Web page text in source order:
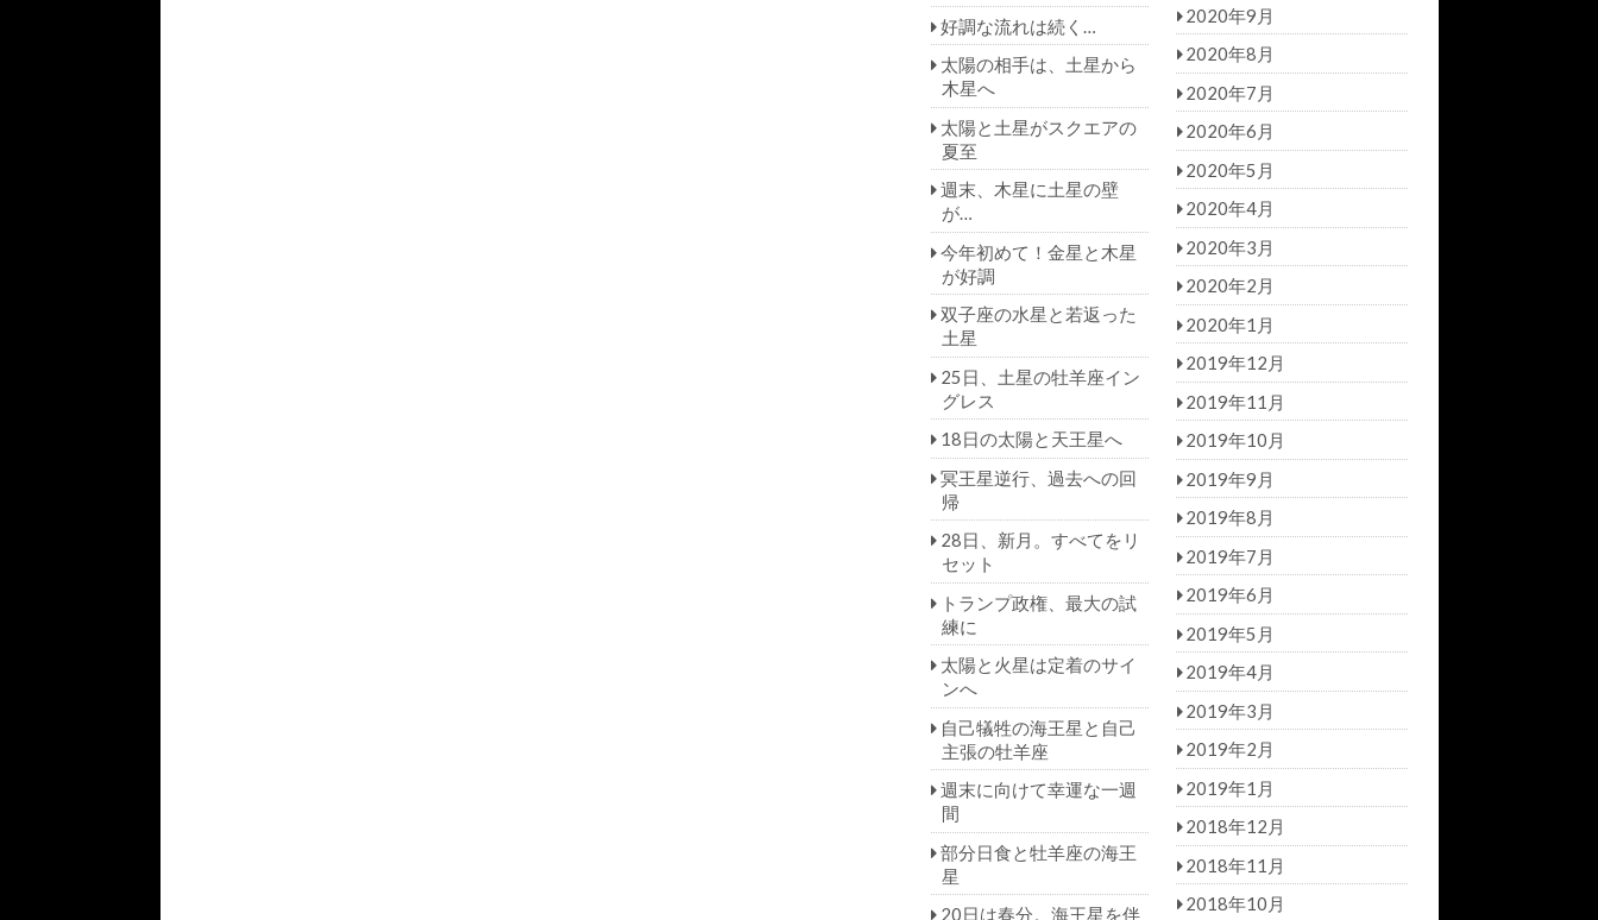
好調な流れは続く…
太陽の相手は、土星から
木星へ
太陽と土星がスクエアの
夏至
週末、木星に土星の壁
が…
今年初めて！金星と木星
が好調
双子座の水星と若返った
土星
25日、土星の牡羊座イン
グレス
18日の太陽と天王星へ
冥王星逆行、過去への回
帰
28日、新月。すべてをリ
セット
トランプ政権、最大の試
練に
太陽と火星は定着のサイ
ンへ
自己犠牲の海王星と自己
主張の牡羊座
週末に向けて幸運な一週
間
部分日食と牡羊座の海王
星
20日は春分。海王星を伴
2020年9月
2020年8月
2020年7月
2020年6月
2020年5月
2020年4月
2020年3月
2020年2月
2020年1月
2019年12月
2019年11月
2019年10月
2019年9月
2019年8月
2019年7月
2019年6月
2019年5月
2019年4月
2019年3月
2019年2月
2019年1月
2018年12月
2018年11月
2018年10月